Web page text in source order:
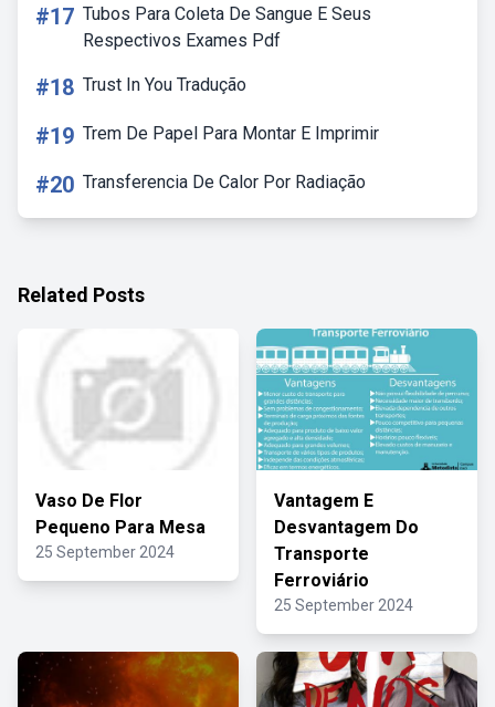
#17 Tubos Para Coleta De Sangue E Seus
Respectivos Exames Pdf
#18 Trust In You Tradução
#19 Trem De Papel Para Montar E Imprimir
#20 Transferencia De Calor Por Radiação
Related Posts
Vaso De Flor
Pequeno Para Mesa
25 September 2024
Vantagem E
Desvantagem Do
Transporte
Ferroviário
25 September 2024